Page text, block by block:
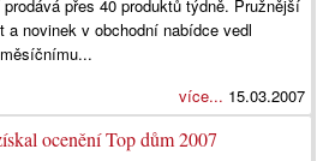
přes 40 produktů týdně. Pružnější
a novinek v obchodní nabídce vedl
více... 15.03.2007
ocenění Top dům 2007